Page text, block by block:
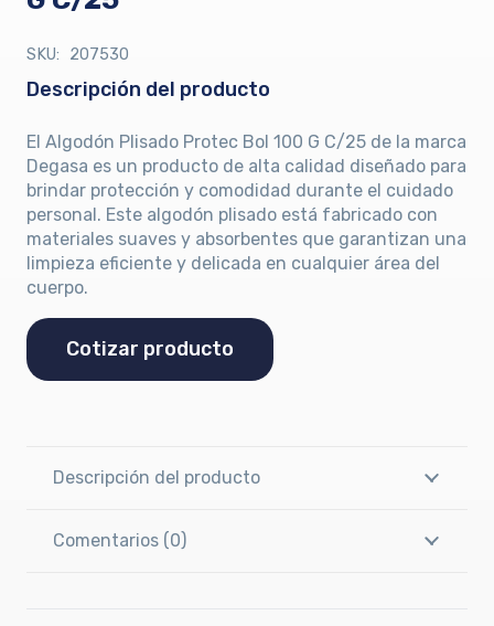
SKU: 207530
Descripción del producto
El Algodón Plisado Protec Bol 100 G C/25 de la marca
Degasa es un producto de alta calidad diseñado para
brindar protección y comodidad durante el cuidado
personal. Este algodón plisado está fabricado con
materiales suaves y absorbentes que garantizan una
limpieza eficiente y delicada en cualquier área del
cuerpo.
Cotizar producto
Descripción del producto
Comentarios (0)